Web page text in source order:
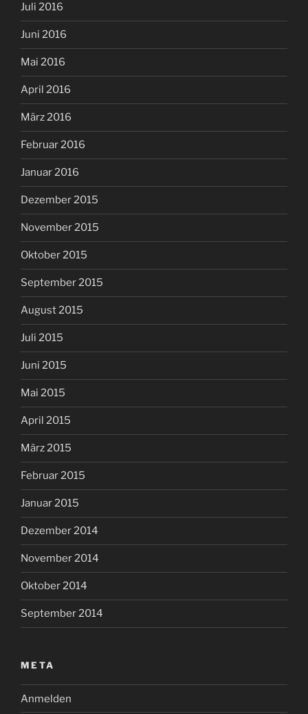
Juli 2016
Juni 2016
Mai 2016
April 2016
März 2016
Februar 2016
Januar 2016
Dezember 2015
November 2015
Oktober 2015
September 2015
August 2015
Juli 2015
Juni 2015
Mai 2015
April 2015
März 2015
Februar 2015
Januar 2015
Dezember 2014
November 2014
Oktober 2014
September 2014
META
Anmelden